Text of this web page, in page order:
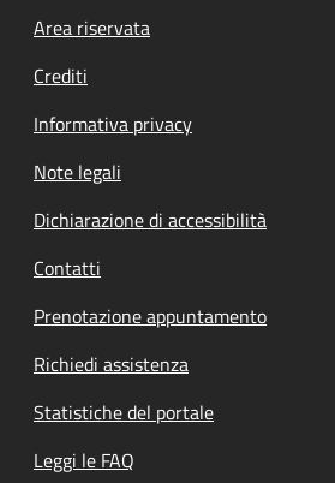
Footer menu
Area riservata
Crediti
Informativa privacy
Note legali
Dichiarazione di accessibilità
Contatti
Prenotazione appuntamento
Richiedi assistenza
Statistiche del portale
Leggi le FAQ